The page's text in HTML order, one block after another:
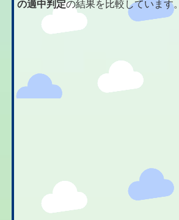
の適中判定の結果を比較しています。